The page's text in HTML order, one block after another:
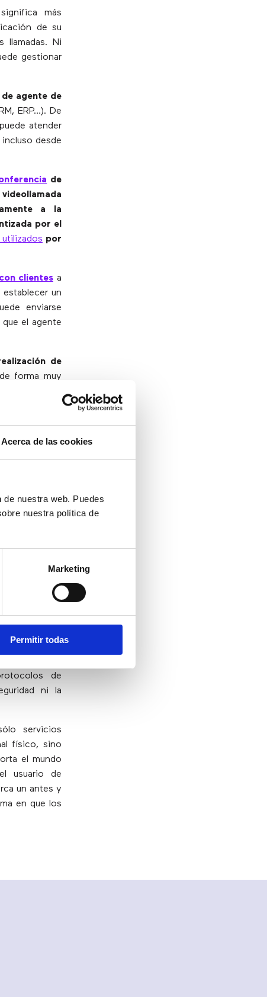
Acerca de las cookies
nuestra web. Puedes
nuestra política de
Marketing
Permitir todas
más
de su
Ni
gestionar
agente de
ERP…). De
atender
desde
de
a la
por el
por
clientesa
un
enviarse
el agente
de
de forma muy
tecnología
tecnología
más de su
de
de manera
de que
de
ni la
servicios
físico, sino
el mundo
usuario de
un antes y
en que los